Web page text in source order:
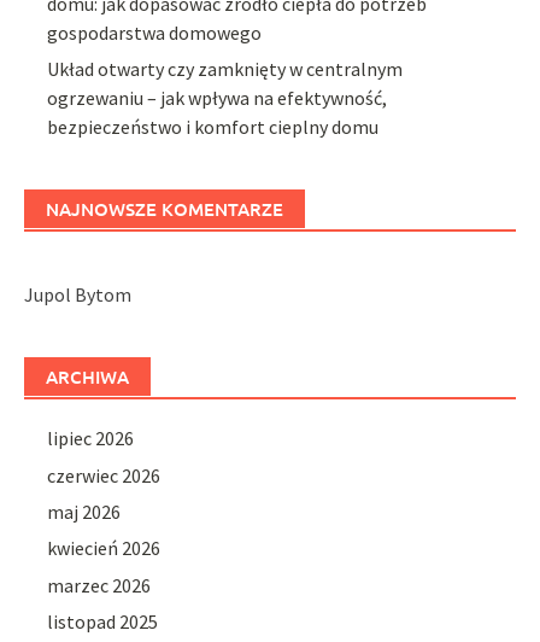
gospodarstwa domowego
Układ otwarty czy zamknięty w centralnym
ogrzewaniu – jak wpływa na efektywność,
bezpieczeństwo i komfort cieplny domu
NAJNOWSZE KOMENTARZE
Jupol Bytom
ARCHIWA
lipiec 2026
czerwiec 2026
maj 2026
kwiecień 2026
marzec 2026
listopad 2025